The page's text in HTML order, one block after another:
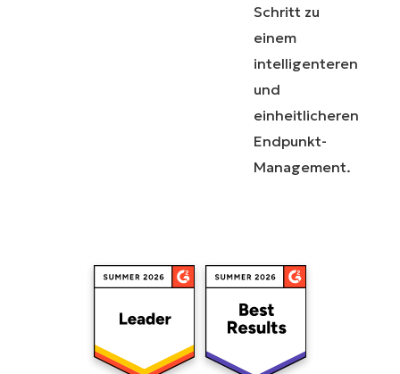
Schritt zu
einem
intelligenteren
und
einheitlicheren
Endpunkt-
Management.